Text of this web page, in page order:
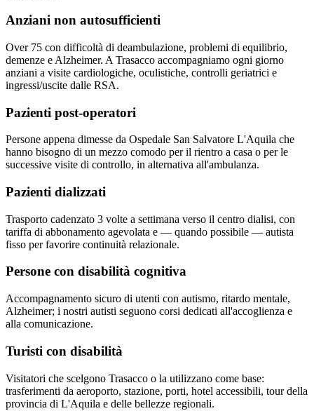
Anziani non autosufficienti
Over 75 con difficoltà di deambulazione, problemi di equilibrio,
demenze e Alzheimer. A Trasacco accompagniamo ogni giorno
anziani a visite cardiologiche, oculistiche, controlli geriatrici e
ingressi/uscite dalle RSA.
Pazienti post-operatori
Persone appena dimesse da Ospedale San Salvatore L'Aquila che
hanno bisogno di un mezzo comodo per il rientro a casa o per le
successive visite di controllo, in alternativa all'ambulanza.
Pazienti dializzati
Trasporto cadenzato 3 volte a settimana verso il centro dialisi, con
tariffa di abbonamento agevolata e — quando possibile — autista
fisso per favorire continuità relazionale.
Persone con disabilità cognitiva
Accompagnamento sicuro di utenti con autismo, ritardo mentale,
Alzheimer; i nostri autisti seguono corsi dedicati all'accoglienza e
alla comunicazione.
Turisti con disabilità
Visitatori che scelgono Trasacco o la utilizzano come base:
trasferimenti da aeroporto, stazione, porti, hotel accessibili, tour della
provincia di L'Aquila e delle bellezze regionali.